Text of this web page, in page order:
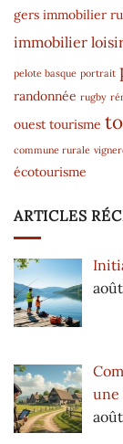
gers immobilier
immobilier
pelote basque portrait
randonnée rugby
ouest tourisme
commune rurale
écotourisme
ARTICLES
une